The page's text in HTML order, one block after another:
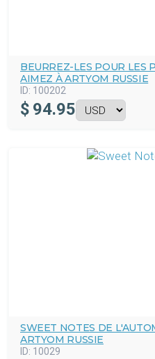
BEURREZ-LES POUR LES
AIMEZ À ARTYOM RUSSIE
ID: 100202
$ 94.95
SWEET NOTES DE
ARTYOM RUSSIE
ID: 10029